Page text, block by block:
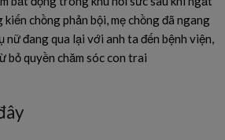
chồng phản bội, mẹ chồng đã ngang
nữ đang qua lại với anh ta đến bệnh viện,
bỏ quyền chăm sóc con trai